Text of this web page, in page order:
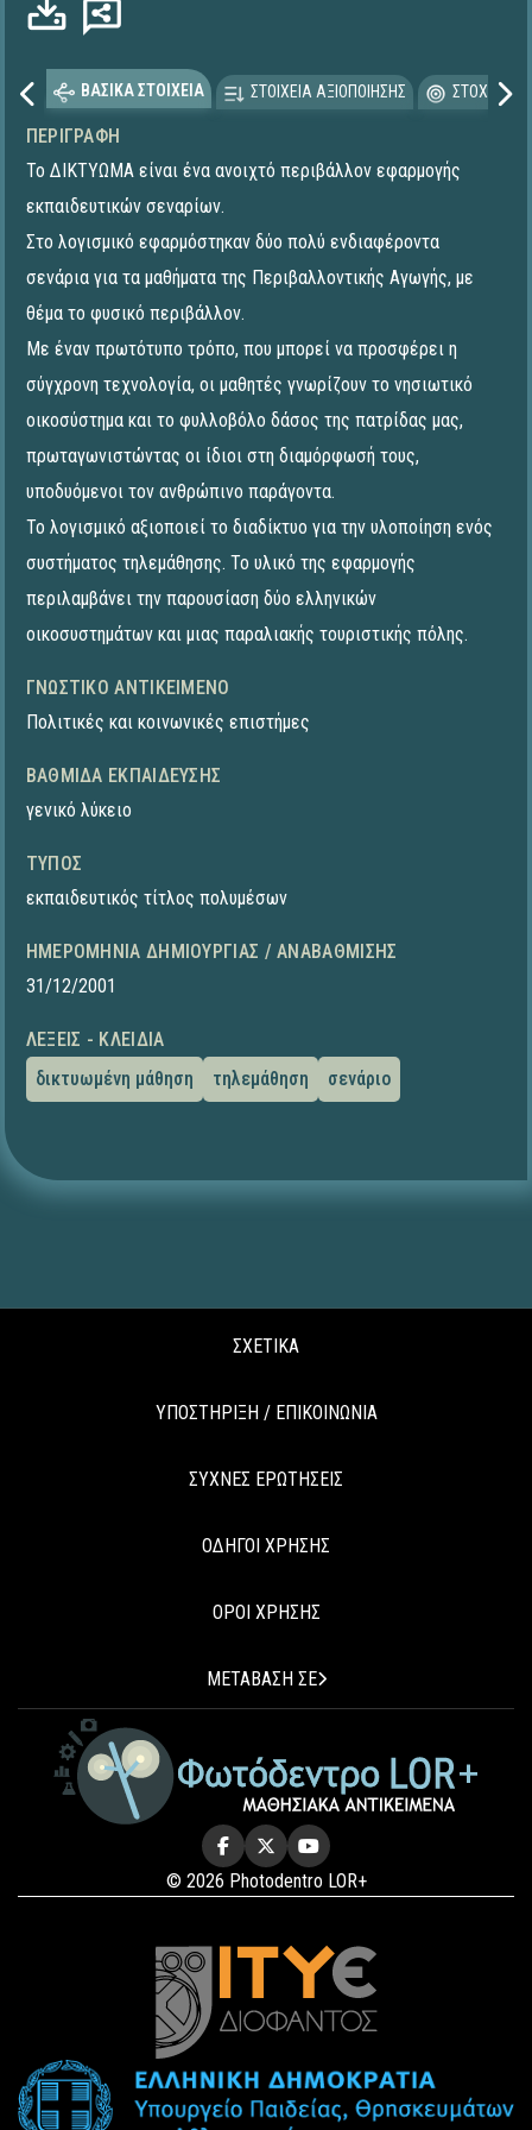
ΒΑΣΙΚΑ ΣΤΟΙΧΕΙΑ ΣΤΟΙΧΕΙΑ ΑΞΙΟΠΟΙΗΣΗΣ
ΠΕΡΙΓΡΑΦΉ
Το ΔΙΚΤΥΩΜΑ είναι ένα ανοιχτό περιβάλλον εφαρμογής
εκπαιδευτικών σεναρίων.
Στο λογισμικό εφαρμόστηκαν δύο πολύ ενδιαφέροντα
σενάρια για τα μαθήματα της Περιβαλλοντικής Αγωγής, με
θέμα το φυσικό περιβάλλον.
Με έναν πρωτότυπο τρόπο, που μπορεί να προσφέρει η
σύγχρονη τεχνολογία, οι μαθητές γνωρίζουν το νησιωτικό
οικοσύστημα και το φυλλοβόλο δάσος της πατρίδας μας,
πρωταγωνιστώντας οι ίδιοι στη διαμόρφωσή τους,
υποδυόμενοι τον ανθρώπινο παράγοντα.
Το λογισμικό αξιοποιεί το διαδίκτυο για την υλοποίηση ενός
συστήματος τηλεμάθησης. Το υλικό της εφαρμογής
περιλαμβάνει την παρουσίαση δύο ελληνικών
οικοσυστημάτων και μιας παραλιακής τουριστικής πόλης.
ΓΝΩΣΤΙΚΌ ΑΝΤΙΚΕΊΜΕΝΟ
Πολιτικές και κοινωνικές επιστήμες
ΒΑΘΜΊΔΑ ΕΚΠΑΊΔΕΥΣΗΣ
γενικό λύκειο
ΤΎΠΟΣ
εκπαιδευτικός τίτλος πολυμέσων
ΗΜΕΡΟΜΗΝΊΑ ΔΗΜΙΟΥΡΓΊΑΣ / ΑΝΑΒΆΘΜΙΣΗΣ
31/12/2001
ΛΈΞΕΙΣ - ΚΛΕΙΔΙΆ
δικτυωμένη μάθηση
τηλεμάθηση σενάριο
ΣΧΕΤΙΚΑ
ΥΠΟΣΤΗΡΙΞΗ / ΕΠΙΚΟΙΝΩΝΙΑ
ΣΥΧΝΕΣ ΕΡΩΤΗΣΕΙΣ
ΟΔΗΓΟΙ ΧΡΗΣΗΣ
ΟΡΟΙ ΧΡΗΣΗΣ
ΜΕΤΑΒΑΣΗ ΣΕ
© 2026 Photodentro LOR+